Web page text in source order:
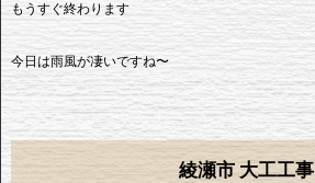
もうすぐ終わります
今日は雨風が凄いですね〜
綾瀬市 大工工事